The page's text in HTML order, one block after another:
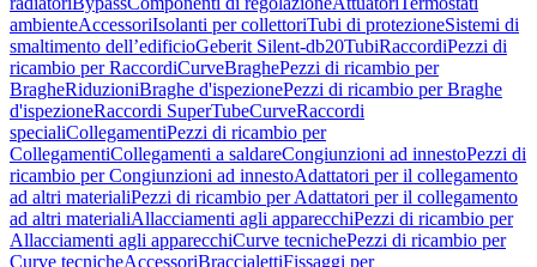
ambienteAccessoriIsolanti per collettoriTubi di protezioneSistemi di
smaltimento dell’edificioGeberit Silent-db20TubiRaccordiPezzi di
ricambio per RaccordiCurveBraghePezzi di ricambio per
BragheRiduzioniBraghe d'ispezionePezzi di ricambio per Braghe
d'ispezioneRaccordi SuperTubeCurveRaccordi
specialiCollegamentiPezzi di ricambio per
CollegamentiCollegamenti a saldareCongiunzioni ad innestoPezzi di
ricambio per Congiunzioni ad innestoAdattatori per il collegamento
ad altri materialiPezzi di ricambio per Adattatori per il collegamento
ad altri materialiAllacciamenti agli apparecchiPezzi di ricambio per
Allacciamenti agli apparecchiCurve tecnichePezzi di ricambio per
Curve tecnicheAccessoriBraccialettiFissaggi per